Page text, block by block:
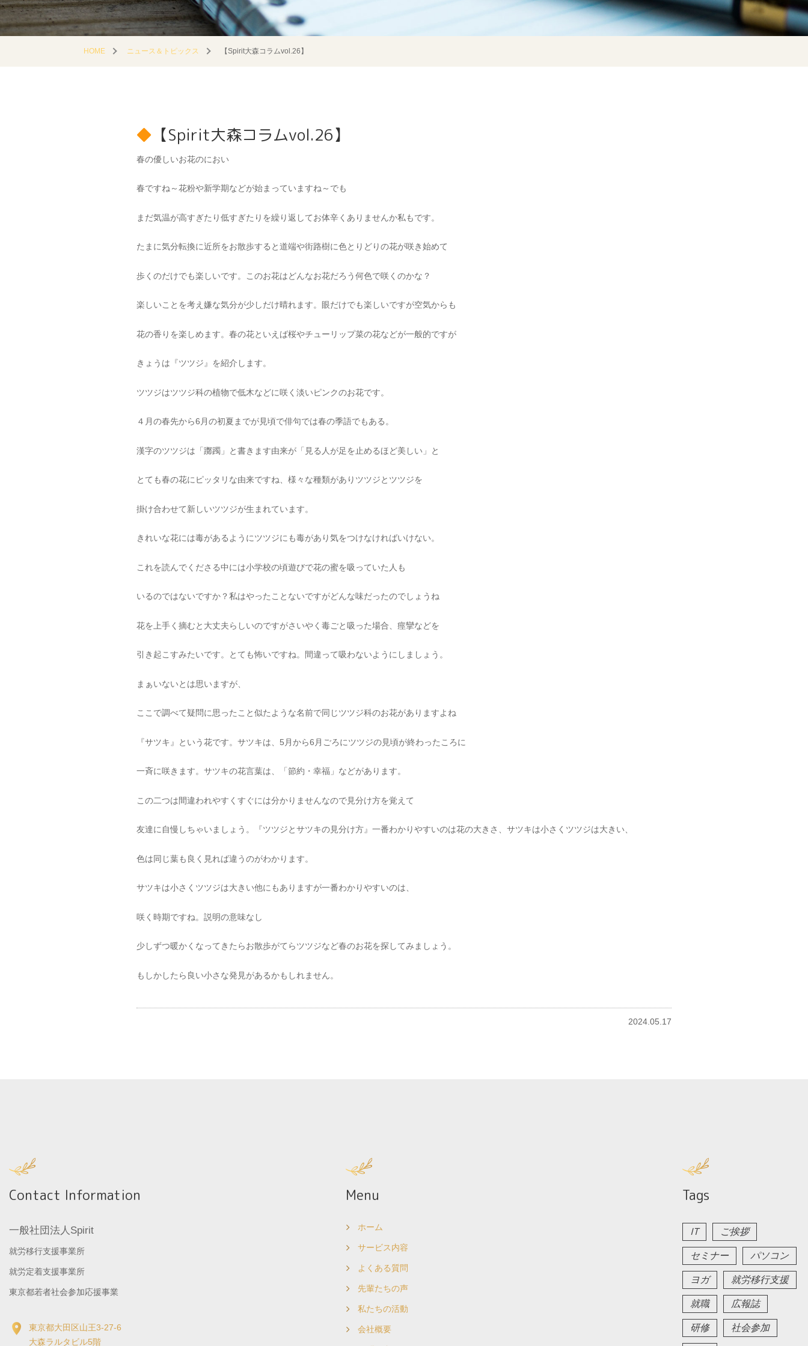
HOME ニュース＆トピックス 【Spirit大森コラムvol.26】
【Spirit大森コラムvol.26】
春の優しいお花のにおい
春ですね～花粉や新学期などが始まっていますね～でも
まだ気温が高すぎたり低すぎたりを繰り返してお体辛くありませんか私もです。
たまに気分転換に近所をお散歩すると道端や街路樹に色とりどりの花が咲き始めて
歩くのだけでも楽しいです。このお花はどんなお花だろう何色で咲くのかな？
楽しいことを考え嫌な気分が少しだけ晴れます。眼だけでも楽しいですが空気からも
花の香りを楽しめます。春の花といえば桜やチューリップ菜の花などが一般的ですが
きょうは『ツツジ』を紹介します。
ツツジはツツジ科の植物で低木などに咲く淡いピンクのお花です。
４月の春先から6月の初夏までが見頃で俳句では春の季語でもある。
漢字のツツジは「躑躅」と書きます由来が「見る人が足を止めるほど美しい」と
とても春の花にピッタリな由来ですね、様々な種類がありツツジとツツジを
掛け合わせて新しいツツジが生まれています。
きれいな花には毒があるようにツツジにも毒があり気をつけなければいけない。
これを読んでくださる中には小学校の頃遊びで花の蜜を吸っていた人も
いるのではないですか？私はやったことないですがどんな味だったのでしょうね
花を上手く摘むと大丈夫らしいのですがさいやく毒ごと吸った場合、痙攣などを
引き起こすみたいです。とても怖いですね。間違って吸わないようにしましょう。
まぁいないとは思いますが、
ここで調べて疑問に思ったこと似たような名前で同じツツジ科のお花がありますよね
『サツキ』という花です。サツキは、5月から6月ごろにツツジの見頃が終わったころに
一斉に咲きます。サツキの花言葉は、「節約・幸福」などがあります。
この二つは間違われやすくすぐには分かりませんなので見分け方を覚えて
友達に自慢しちゃいましょう。『ツツジとサツキの見分け方』一番わかりやすいのは花の大きさ、サツキは小さくツツジは大きい、
色は同じ葉も良く見れば違うのがわかります。
サツキは小さくツツジは大きい他にもありますが一番わかりやすいのは、
咲く時期ですね。説明の意味なし
少しずつ暖かくなってきたらお散歩がてらツツジなど春のお花を探してみましょう。
もしかしたら良い小さな発見があるかもしれません。
2024.05.17
Menu
ホーム
サービス内容
よくある質問
先輩たちの声
私たちの活動
会社概要
Tags
IT
ご挨拶
セミナー
パソコン
ヨガ
就労移行支援
就職
広報誌
研修
社会参加
Contact Information
一般社団法人Spirit
就労移行支援事業所
就労定着支援事業所
東京都若者社会参加応援事業
東京都大田区山王3-27-6
大森ラルタビル5階